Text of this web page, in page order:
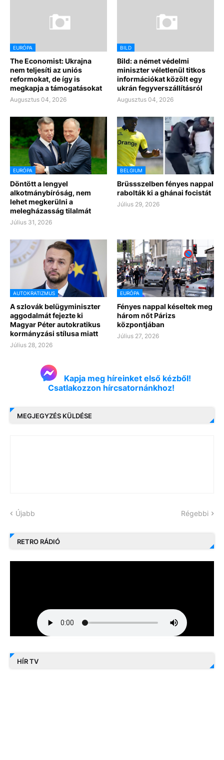
EURÓPA
The Economist: Ukrajna
nem teljesíti az uniós
reformokat, de így is
megkapja a támogatásokat
Augusztus 04, 2026
BILD
Bild: a német védelmi
miniszter véletlenül titkos
információkat közölt egy
ukrán fegyverszállításról
Augusztus 04, 2026
EURÓPA
Döntött a lengyel
alkotmánybíróság, nem
lehet megkerülni a
melegházasság tilalmát
Július 31, 2026
BELGIUM
Brüssszelben fényes nappal
rabolták ki a ghánai focistát
Július 29, 2026
AUTOKRATIZMUS
A szlovák belügyminiszter
aggodalmát fejezte ki
Magyar Péter autokratikus
kormányzási stílusa miatt
Július 28, 2026
EURÓPA
Fényes nappal késeltek meg
három nőt Párizs
központjában
Július 27, 2026
Kapja meg híreinket első kézből!
Csatlakozzon hírcsatornánkhoz!
MEGJEGYZÉS KÜLDÉSE
Újabb Régebbi
RETRO RÁDIÓ
HÍR TV